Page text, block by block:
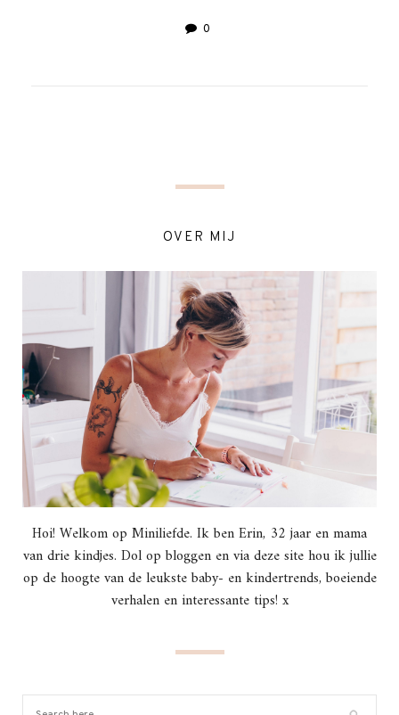
0
OVER MIJ
Hoi! Welkom op Miniliefde. Ik ben Erin, 32 jaar en mama
van drie kindjes. Dol op bloggen en via deze site hou ik jullie
op de hoogte van de leukste baby- en kindertrends, boeiende
verhalen en interessante tips! x